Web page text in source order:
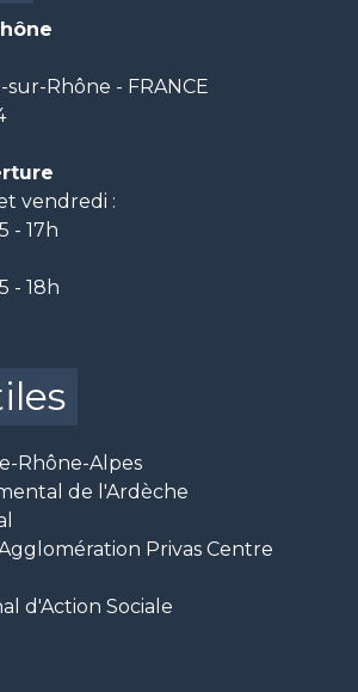
Rhône - FRANCE
vendredi :
- 17h
- 18h
Rhône-Alpes
de l'Ardèche
Privas Centre
d'Action Sociale